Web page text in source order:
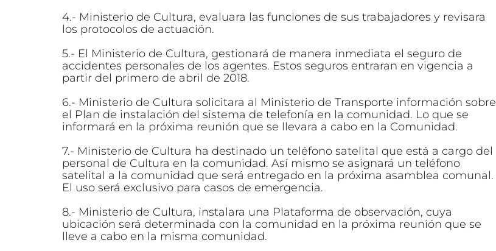
4.- Ministerio de Cultura, evaluara las funciones de sus trabajadores y revisara
los protocolos de actuación.
5.- El Ministerio de Cultura, gestionará de manera inmediata el seguro de
accidentes personales de los agentes. Estos seguros entraran en vigencia a
partir del primero de abril de 2018.
6.- Ministerio de Cultura solicitara al Ministerio de Transporte información sobre
el Plan de instalación del sistema de telefonía en la comunidad. Lo que se
informará en la próxima reunión que se llevara a cabo en la Comunidad.
7.- Ministerio de Cultura ha destinado un teléfono satelital que está a cargo del
personal de Cultura en la comunidad. Así mismo se asignará un teléfono
satelital a la comunidad que será entregado en la próxima asamblea comunal.
El uso será exclusivo para casos de emergencia.
8.- Ministerio de Cultura, instalara una Plataforma de observación, cuya
ubicación será determinada con la comunidad en la próxima reunión que se
lleve a cabo en la misma comunidad.